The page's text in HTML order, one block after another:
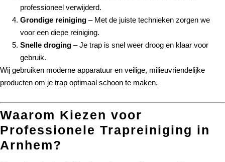
professioneel verwijderd.
Grondige reiniging – Met de juiste technieken zorgen we
voor een diepe reiniging.
Snelle droging – Je trap is snel weer droog en klaar voor
gebruik.
Wij gebruiken moderne apparatuur en veilige, milieuvriendelijke
producten om je trap optimaal schoon te maken.
Waarom Kiezen voor
Professionele Trapreiniging in
Arnhem?